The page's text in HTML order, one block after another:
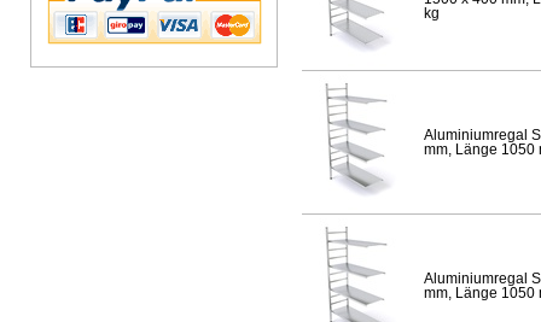
kg
Aluminiumregal
mm, Länge 1050
Aluminiumregal
mm, Länge 1050